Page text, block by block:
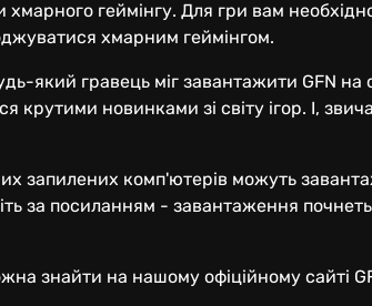
геймінгу. Для гри вам
хмарним геймінгом.
який гравець міг завантажити GFN на
новинками зі світу ігор. І,
запилених комп'ютерів можуть
за посиланням - завантаження
знайти на нашому офіційному сайті